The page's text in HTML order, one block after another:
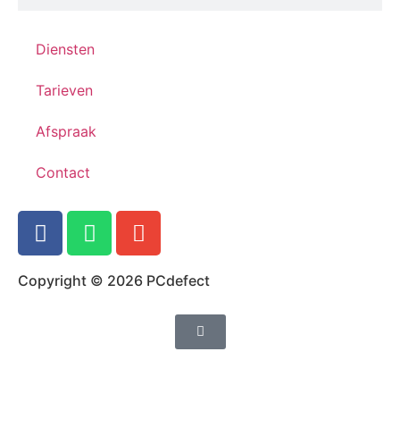
Diensten
Tarieven
Afspraak
Contact
Copyright © 2026 PCdefect